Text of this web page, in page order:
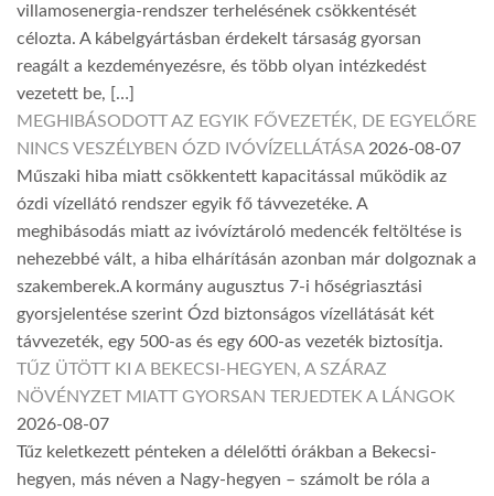
villamosenergia-rendszer terhelésének csökkentését
célozta. A kábelgyártásban érdekelt társaság gyorsan
reagált a kezdeményezésre, és több olyan intézkedést
vezetett be, […]
MEGHIBÁSODOTT AZ EGYIK FŐVEZETÉK, DE EGYELŐRE
NINCS VESZÉLYBEN ÓZD IVÓVÍZELLÁTÁSA 2026-08-07
Műszaki hiba miatt csökkentett kapacitással működik az
ózdi vízellátó rendszer egyik fő távvezetéke. A
meghibásodás miatt az ivóvíztároló medencék feltöltése is
nehezebbé vált, a hiba elhárításán azonban már dolgoznak a
szakemberek.A kormány augusztus 7-i hőségriasztási
gyorsjelentése szerint Ózd biztonságos vízellátását két
távvezeték, egy 500-as és egy 600-as vezeték biztosítja.
TŰZ ÜTÖTT KI A BEKECSI-HEGYEN, A SZÁRAZ
NÖVÉNYZET MIATT GYORSAN TERJEDTEK A LÁNGOK
2026-08-07
Tűz keletkezett pénteken a délelőtti órákban a Bekecsi-
hegyen, más néven a Nagy-hegyen – számolt be róla a